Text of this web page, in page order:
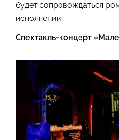
будет сопровождаться
исполнении.
Спектакль-концерт